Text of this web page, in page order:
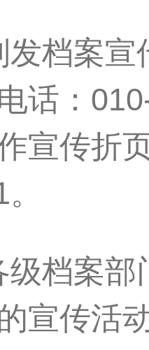
案宣传
话：
宣传折
案部门
宣传活